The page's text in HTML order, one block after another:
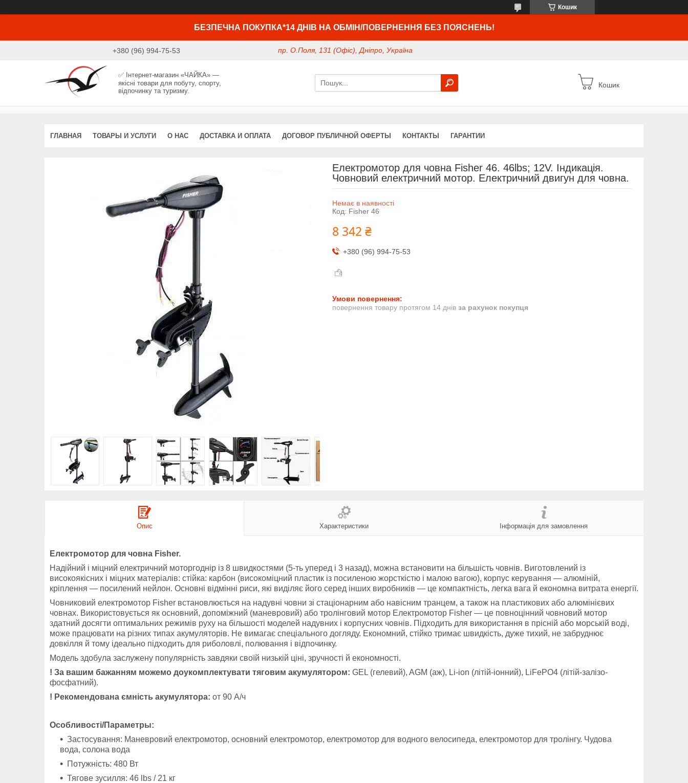
Кошик
БЕЗПЕЧНА ПОКУПКА*14 ДНІВ НА ОБМІН/ПОВЕРНЕННЯ БЕЗ ПОЯСНЕНЬ!
+380 (96) 994-75-53 пр. О.Поля, 131 (Офіс), Дніпро, Україна
✅ Інтернет-магазин «ЧАЙКА» —
якісні товари для побуту, спорту,
відпочинку та туризму.
Кошик
ГЛАВНАЯ ТОВАРЫ И УСЛУГИ О НАС ДОСТАВКА И ОПЛАТА ДОГОВОР ПУБЛИЧНОЙ ОФЕРТЫ КОНТАКТЫ ГАРАНТИИ
Електромотор для човна Fisher 46. 46lbs; 12V. Індикація.
Човновий електричний мотор. Електричний двигун для човна.
Немає в наявності
Код: Fisher 46
8 342 ₴
+380 (96) 994-75-53
повернення товару протягом 14 днів за рахунок покупця
Опис Характеристики Інформація для замовлення
Електромотор для човна Fisher.
Надійний і міцний електричний моторгоднір із 8 швидкостями (5-ть уперед і 3 назад), можна встановити на більшість човнів. Виготовлений із
високоякісних і міцних матеріалів: стійка: карбон (високоміцний пластик із посиленою жорсткістю і малою вагою), корпус керування — алюміній,
кріплення — посилений нейлон. Основні відмінні риси, які виділяє його серед інших виробників — це компактність, легка вага й економна витрата енергії.
Човниковий електромотор Fisher встановлюється на надувні човни зі стаціонарним або навісним транцем, а також на пластикових або алюмінієвих
човнах. Використовується як основний, допоміжний (маневровий) або тролінговий мотор Електромотор Fisher — це повноцінний човновий мотор
здатний досягти оптимальних режимів руху на більшості моделей надувних і корпусних човнів. Підходить для використання в прісній або морській воді,
може працювати на різних типах акумуляторів. Не вимагає спеціального догляду. Економний, стійко тримає швидкість, дуже тихий, не забруднює
довкілля й тому ідеально підходить для риболовлі, полювання і відпочинку.
Модель здобула заслужену популярність завдяки своїй низькій ціні, зручності й економності.
! За вашим бажанням можемо доукомплектувати тяговим акумулятором: GEL (гелевий), AGM (аж), Li-ion (літій-іонний), LiFePO4 (літій-залізо-
фосфатний).
! Рекомендована ємність акумулятора: от 90 А/ч
Особливості/Параметры:
Застосування: Маневровий електромотор, основний електромотор, електромотор для водного велосипеда, електромотор для тролінгу. Чудова
вода, солона вода
Потужність: 480 Вт
Тягове зусилля: 46 lbs / 21 кг